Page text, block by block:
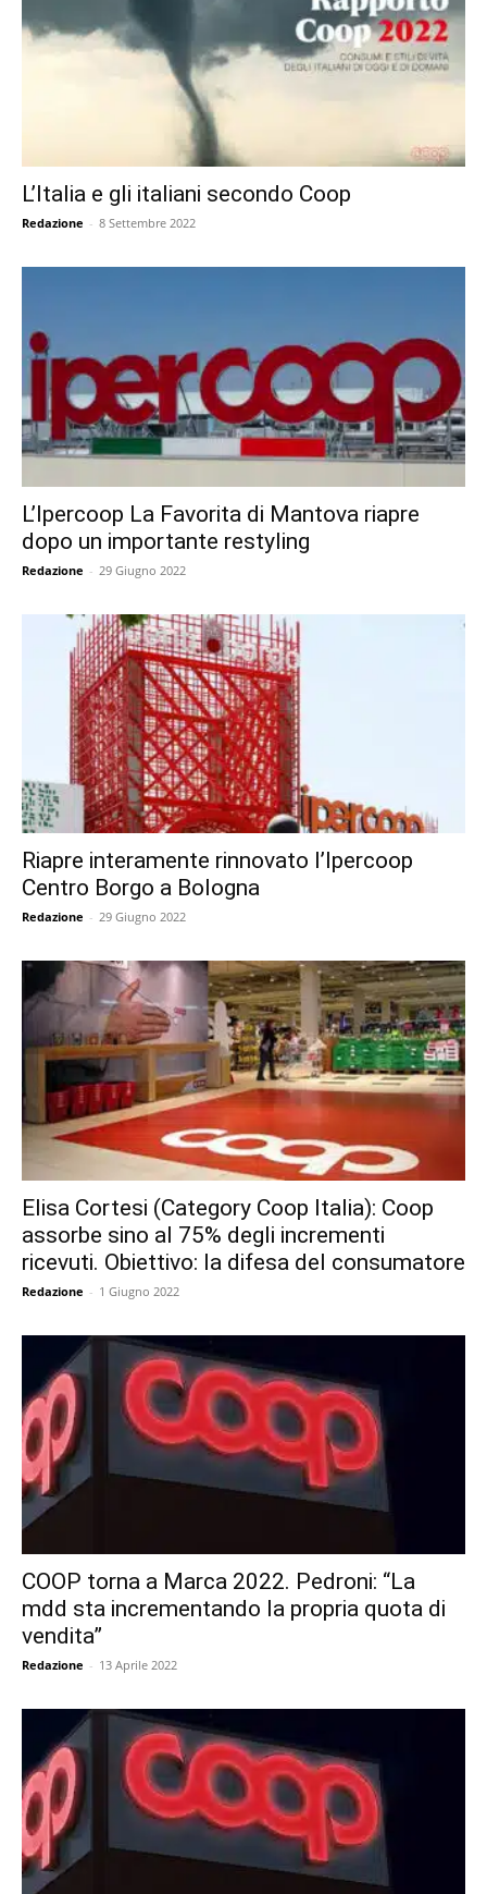
L’Italia e gli italiani secondo Coop
Redazione - 8 Settembre 2022
L’Ipercoop La Favorita di Mantova riapre
dopo un importante restyling
Redazione - 29 Giugno 2022
Riapre interamente rinnovato l’Ipercoop
Centro Borgo a Bologna
Redazione - 29 Giugno 2022
Elisa Cortesi (Category Coop Italia): Coop
assorbe sino al 75% degli incrementi
ricevuti. Obiettivo: la difesa del consumatore
Redazione - 1 Giugno 2022
COOP torna a Marca 2022. Pedroni: “La
mdd sta incrementando la propria quota di
vendita”
Redazione - 13 Aprile 2022